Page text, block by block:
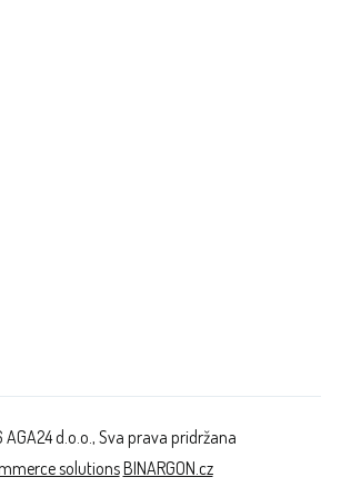
d.o.o., Sva prava pridržana
solutionsBINARGON.cz